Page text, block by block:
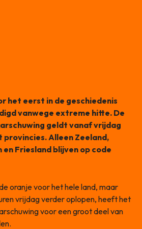
het eerst in de geschiedenis
vanwege extreme hitte. De
geldt vanaf vrijdag
Alleen Zeeland,
Friesland blijven op code
oranje voor het hele land, maar
vrijdag verder oplopen, heeft het
voor een groot deel van